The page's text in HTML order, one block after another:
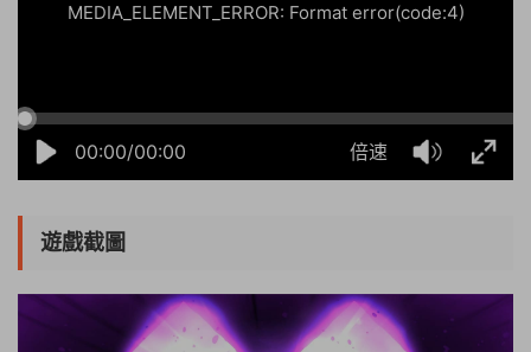
00:00/00:00 倍速
MEDIA_ELEMENT_ERROR: Format error(code:4)
遊戲截圖